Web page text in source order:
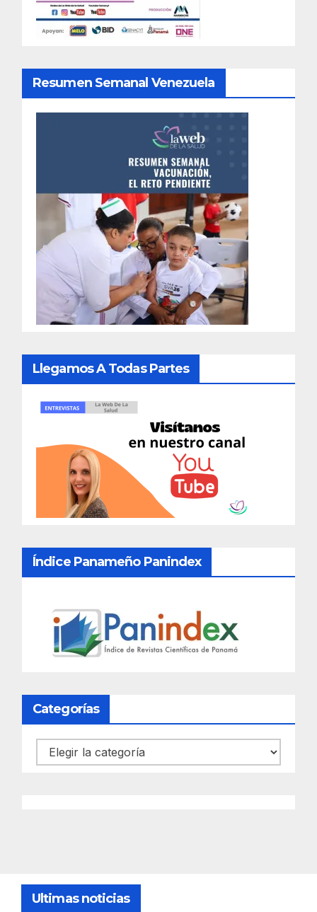
Resumen Semanal Venezuela
Llegamos A Todas Partes
Índice Panameño Panindex
Categorías
Categorías
Ultimas noticias